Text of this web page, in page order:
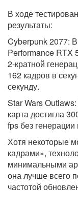
В ходе
результаты:
Cyberpunk 2077:
Performance RTX
2-кратной
162 кадров в
секунду.
Star Wars
карта достигла
fps без генерации
Хотя некоторые
кадрами»,
минимальными
она лучше всего
частотой